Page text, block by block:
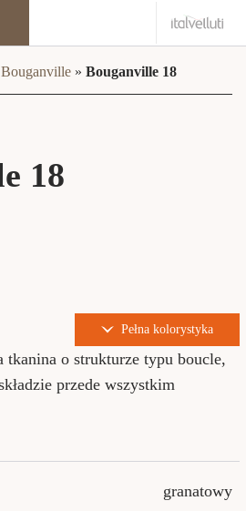
Bouganville » Bouganville 18
18
Pełna kolorystyka
tkanina o strukturze typu boucle,
przede wszystkim
granatowy